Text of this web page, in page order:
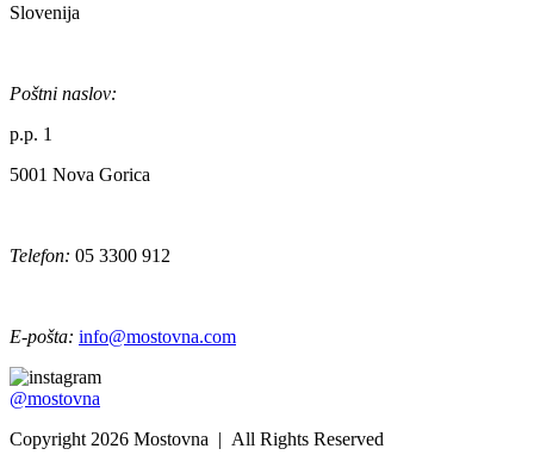
Slovenija
Poštni naslov:
p.p. 1
5001 Nova Gorica
Telefon: 05 3300 912
E-pošta: info@mostovna.com
@mostovna
Copyright 2026 Mostovna | All Rights Reserved